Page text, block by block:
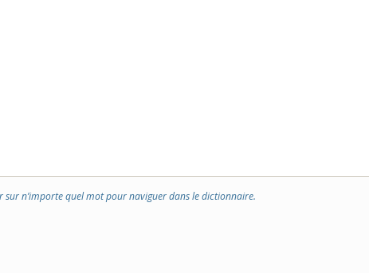
sur n’importe quel mot pour naviguer dans le dictionnaire.